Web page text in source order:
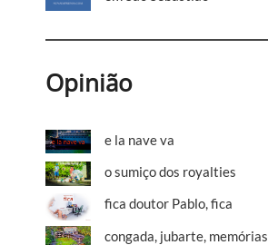
Opinião
e la nave va
o sumiço dos royalties
fica doutor Pablo, fica
congada, jubarte, memórias